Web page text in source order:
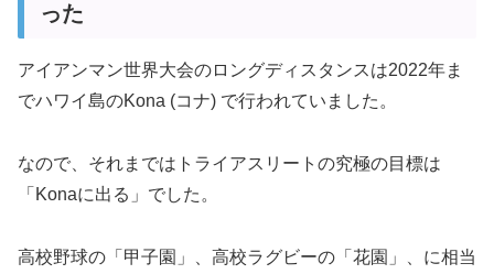
った
アイアンマン世界大会のロングディスタンスは2022年ま
でハワイ島のKona (コナ) で行われていました。
なので、それまではトライアスリートの究極の目標は
「Konaに出る」でした。
高校野球の「甲子園」、高校ラグビーの「花園」、に相当